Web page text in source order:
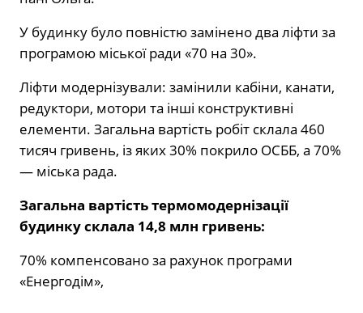
У будинку було повністю замінено два ліфти за
програмою міської ради «70 на 30».
Ліфти модернізували: замінили кабіни, канати,
редуктори, мотори та інші конструктивні
елементи. Загальна вартість робіт склала 460
тисяч гривень, із яких 30% покрило ОСББ, а 70%
— міська рада.
Загальна вартість термомодернізації
будинку склала 14,8 млн гривень:
70% компенсовано за рахунок програми
«Енергодім»,